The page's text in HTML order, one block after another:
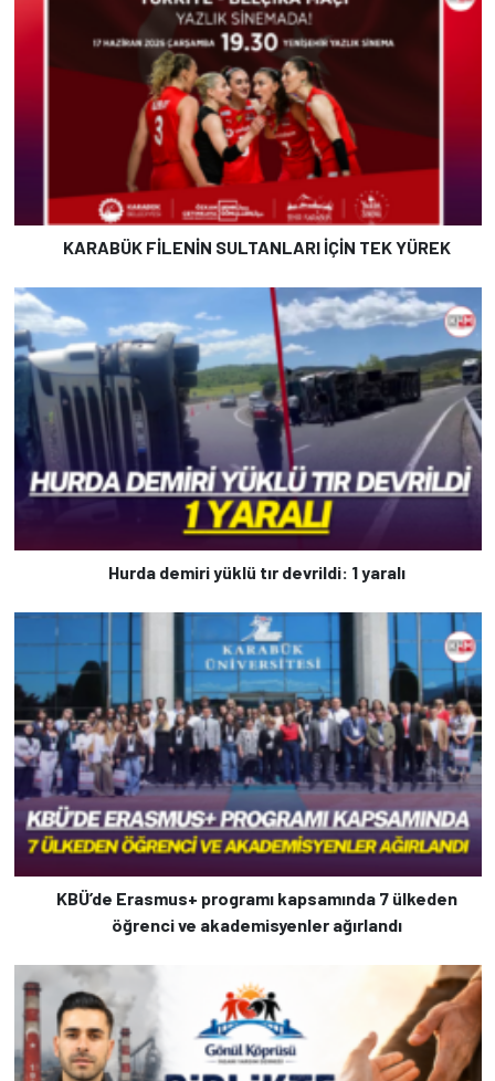
KARABÜK FİLENİN SULTANLARI İÇİN TEK YÜREK
Hurda demiri yüklü tır devrildi: 1 yaralı
KBÜ’de Erasmus+ programı kapsamında 7 ülkeden
öğrenci ve akademisyenler ağırlandı